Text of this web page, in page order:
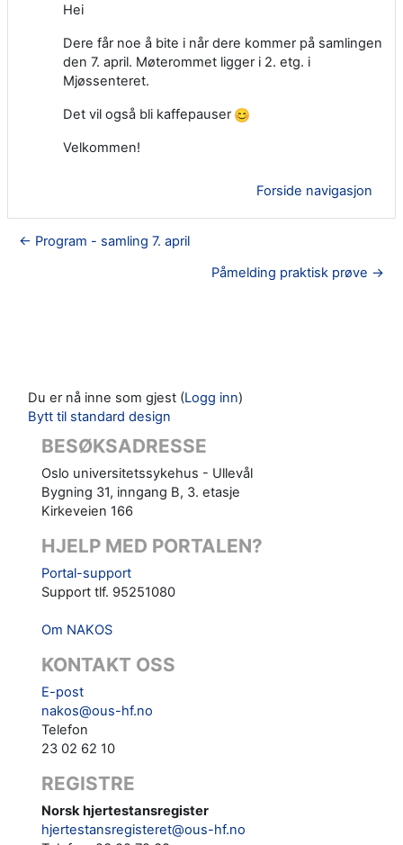
Hei
Dere får noe å bite i når dere kommer på samlingen
den 7. april. Møterommet ligger i 2. etg. i
Mjøssenteret.
Det vil også bli kaffepauser
Velkommen!
Forside navigasjon
← Program - samling 7. april
Påmelding praktisk prøve →
Du er nå inne som gjest (Logg inn)
Bytt til standard design
BESØKSADRESSE
Oslo universitetssykehus - Ullevål
Bygning 31, inngang B, 3. etasje
Kirkeveien 166
HJELP MED PORTALEN?
Portal-support
Support tlf. 95251080
Om NAKOS
KONTAKT OSS
E-post
nakos@ous-hf.no
Telefon
23 02 62 10
REGISTRE
Norsk hjertestansregister
hjertestansregisteret@ous-hf.no